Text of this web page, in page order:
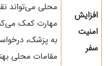
افزایش
امنیت
سفر
محلی می‌تواند
مهارت کمک
به پزشک،
مقامات محلی